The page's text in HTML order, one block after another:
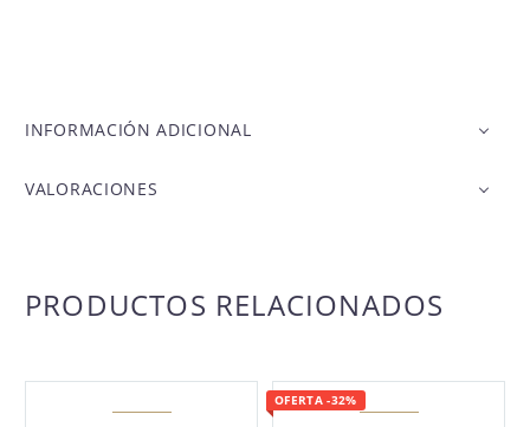
INFORMACIÓN ADICIONAL
VALORACIONES
PRODUCTOS RELACIONADOS
OFERTA -32%